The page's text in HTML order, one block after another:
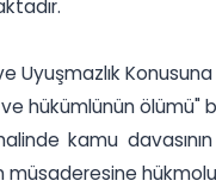
Uyuşmazlık
ve hükümlünün ölümü"
halinde kamu
müsaderesine